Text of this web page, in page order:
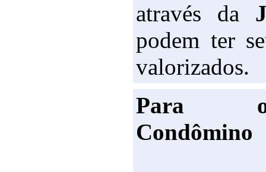
através da
podem ter
valorizados.
Para
Condômino